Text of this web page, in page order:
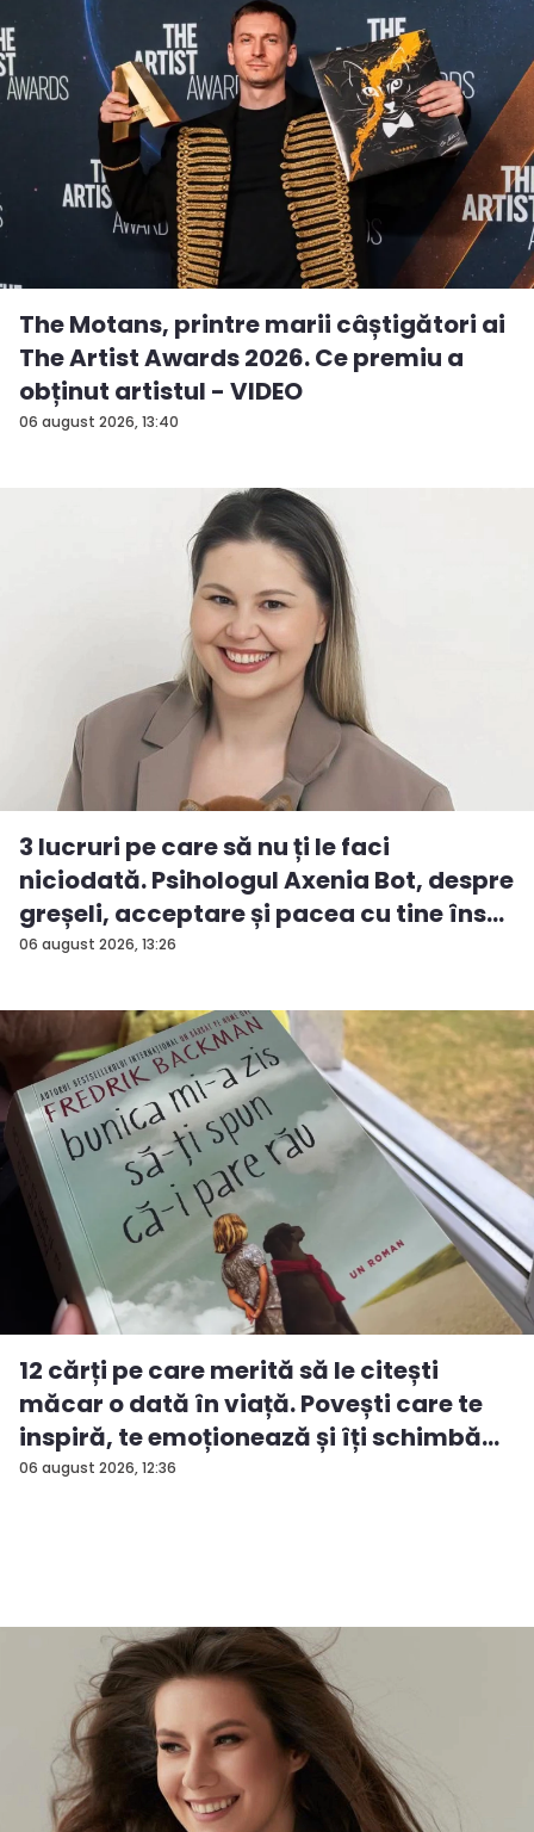
06 august 2026, 13:40
The Motans, printre marii câștigători ai
The Artist Awards 2026. Ce premiu a
obținut artistul - VIDEO
06 august 2026, 13:26
3 lucruri pe care să nu ți le faci
niciodată. Psihologul Axenia Bot, despre
greșeli, acceptare și pacea cu tine îns...
06 august 2026, 12:36
12 cărți pe care merită să le citești
măcar o dată în viață. Povești care te
inspiră, te emoționează și îți schimbă...